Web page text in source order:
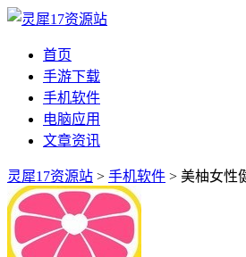
首页
手游下载
手机软件
电脑应用
文章资讯
灵犀17资源站 > 手机软件 > 美柚女性